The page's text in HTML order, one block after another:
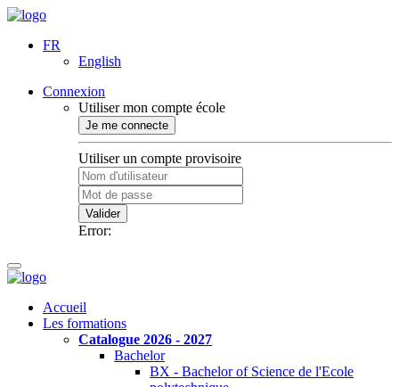
FR
English
Connexion
Utiliser mon compte école
Je me connecte
Utiliser un compte provisoire
Valider
Error:
Accueil
Les formations
Catalogue 2026 - 2027
Bachelor
BX - Bachelor of Science de l'Ecole